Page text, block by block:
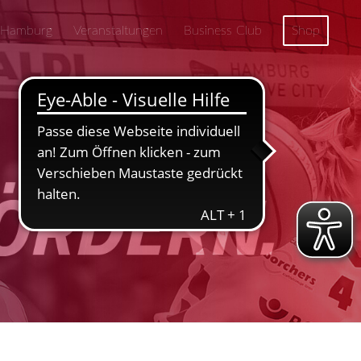
Veranstaltungen Business Club Shop